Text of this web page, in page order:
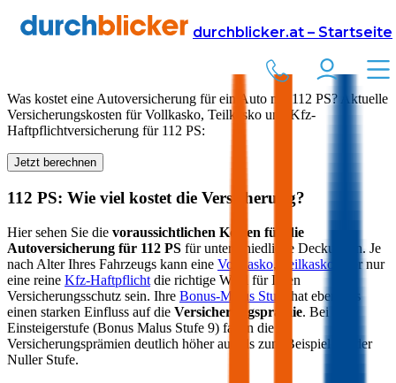
durchblicker.at – Startseite
Versicherung Autoversicherung
PS in Österreich
Was kostet eine Autoversicherung für ein Auto mit 112 PS? Aktuelle
Versicherungskosten für Vollkasko, Teilkasko und Kfz-
Haftpflichtversicherung für 112 PS:
Jetzt berechnen
112 PS: Wie viel kostet die Versicherung?
Hier sehen Sie die voraussichtlichen Kosten für die
Autoversicherung für 112 PS für unterschiedliche Deckungen. Je
nach Alter Ihres Fahrzeugs kann eine Vollkasko, Teilkasko
oder nur
eine reine Kfz-Haftpflicht die richtige Wahl für Ihren
Versicherungsschutz sein. Ihre Bonus-Malus Stufe
hat ebenfalls
einen starken Einfluss auf die Versicherungsprämie. Bei der
Einsteigerstufe (Bonus Malus Stufe 9) fallen die
Versicherungsprämien deutlich höher aus als zum Beispiel bei der
Nuller Stufe.